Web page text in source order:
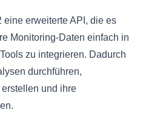
eine erweiterte API, die es
Monitoring-Daten einfach in
zu integrieren. Dadurch
durchführen,
und ihre